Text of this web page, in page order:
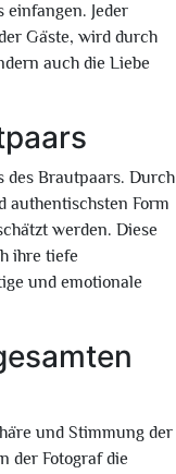
Jeder
Gäste, wird durch
auch die Liebe
des Brautpaars. Durch
authentischsten Form
werden. Diese
ihre tiefe
und emotionale
und Stimmung der
der Fotograf die